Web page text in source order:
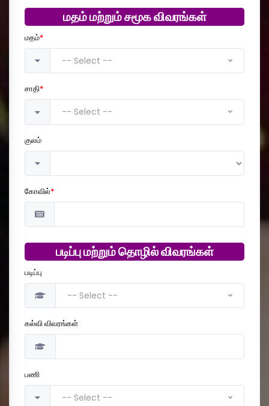
மதம் மற்றும் சமூக விவரங்கள்
மதம்*
-- Select --
சாதி*
-- Select --
குலம்
கோவில்*
படிப்பு மற்றும் தொழில் விவரங்கள்
படிப்பு
-- Select --
கல்வி விவரங்கள்
பணி
-- Select --